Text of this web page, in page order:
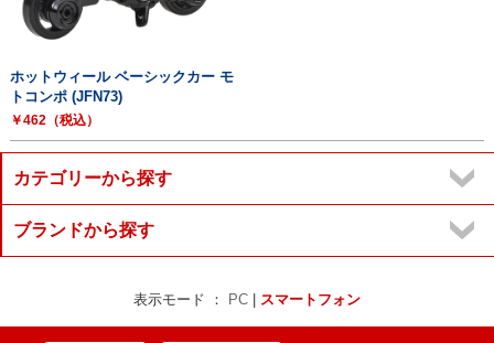
ホットウィール ベーシックカー モ
トコンポ (JFN73)
￥462（税込）
カテゴリーから探す
ブランドから探す
表示モード ： PC スマートフォン